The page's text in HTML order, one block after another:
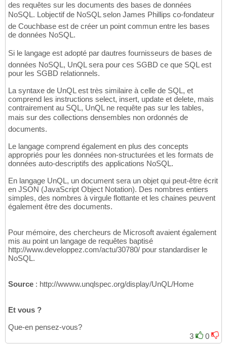
des requêtes sur les documents des bases de données
NoSQL. Lobjectif de NoSQL selon James Phillips co-fondateur
de Couchbase est de créer un point commun entre les bases
de données NoSQL.
Si le langage est adopté par dautres fournisseurs de bases de
données NoSQL, UnQL sera pour ces SGBD ce que SQL est
pour les SGBD relationnels.
La syntaxe de UnQL est très similaire à celle de SQL, et
comprend les instructions select, insert, update et delete, mais
contrairement au SQL, UnQL ne requête pas sur les tables,
mais sur des collections densembles non ordonnés de
documents.
Le langage comprend également en plus des concepts
appropriés pour les données non-structurées et les formats de
données auto-descriptifs des applications NoSQL.
En langage UnQL, un document sera un objet qui peut-être écrit
en JSON (JavaScript Object Notation). Des nombres entiers
simples, des nombres à virgule flottante et les chaines peuvent
également être des documents.
Pour mémoire, des chercheurs de Microsoft avaient également
mis au point un langage de requêtes baptisé
http://www.developpez.com/actu/30780/ pour standardiser le
NoSQL.
Source : http://wwww.unqlspec.org/display/UnQL/Home
Et vous ?
Que-en pensez-vous?
3
0